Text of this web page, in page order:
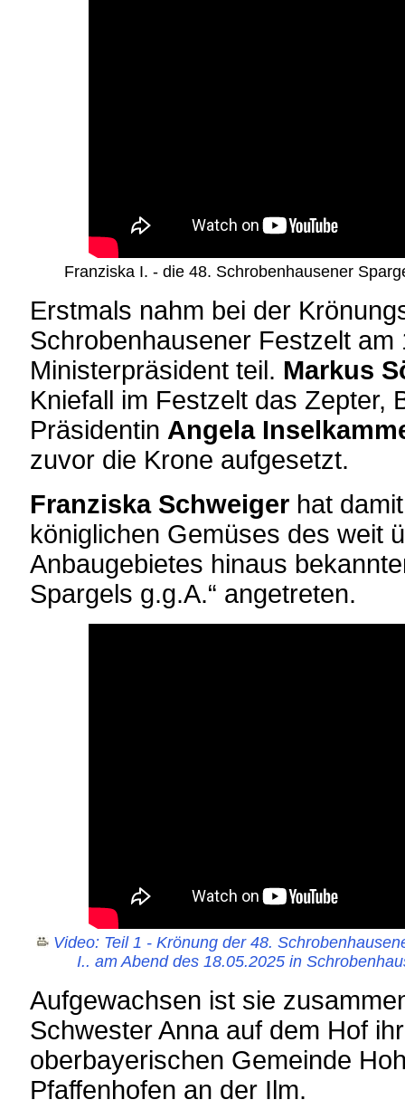
Franziska I. - die 48. Schrobenhausener
Erstmals nahm bei der
Schrobenhausener Festzelt am
Ministerpräsident teil. Markus
Kniefall im Festzelt das Zepter,
Präsidentin Angela
zuvor die Krone aufgesetzt.
Franziska Schweiger hat
königlichen Gemüses des weit
Anbaugebietes hinaus
Spargels g.g.A.“ angetreten.
Video: Teil 1 - Krönung der 48.
I.. am Abend des 18.05.2025 in
Aufgewachsen ist sie
Schwester Anna auf dem Hof
oberbayerischen Gemeinde
Pfaffenhofen an der Ilm.